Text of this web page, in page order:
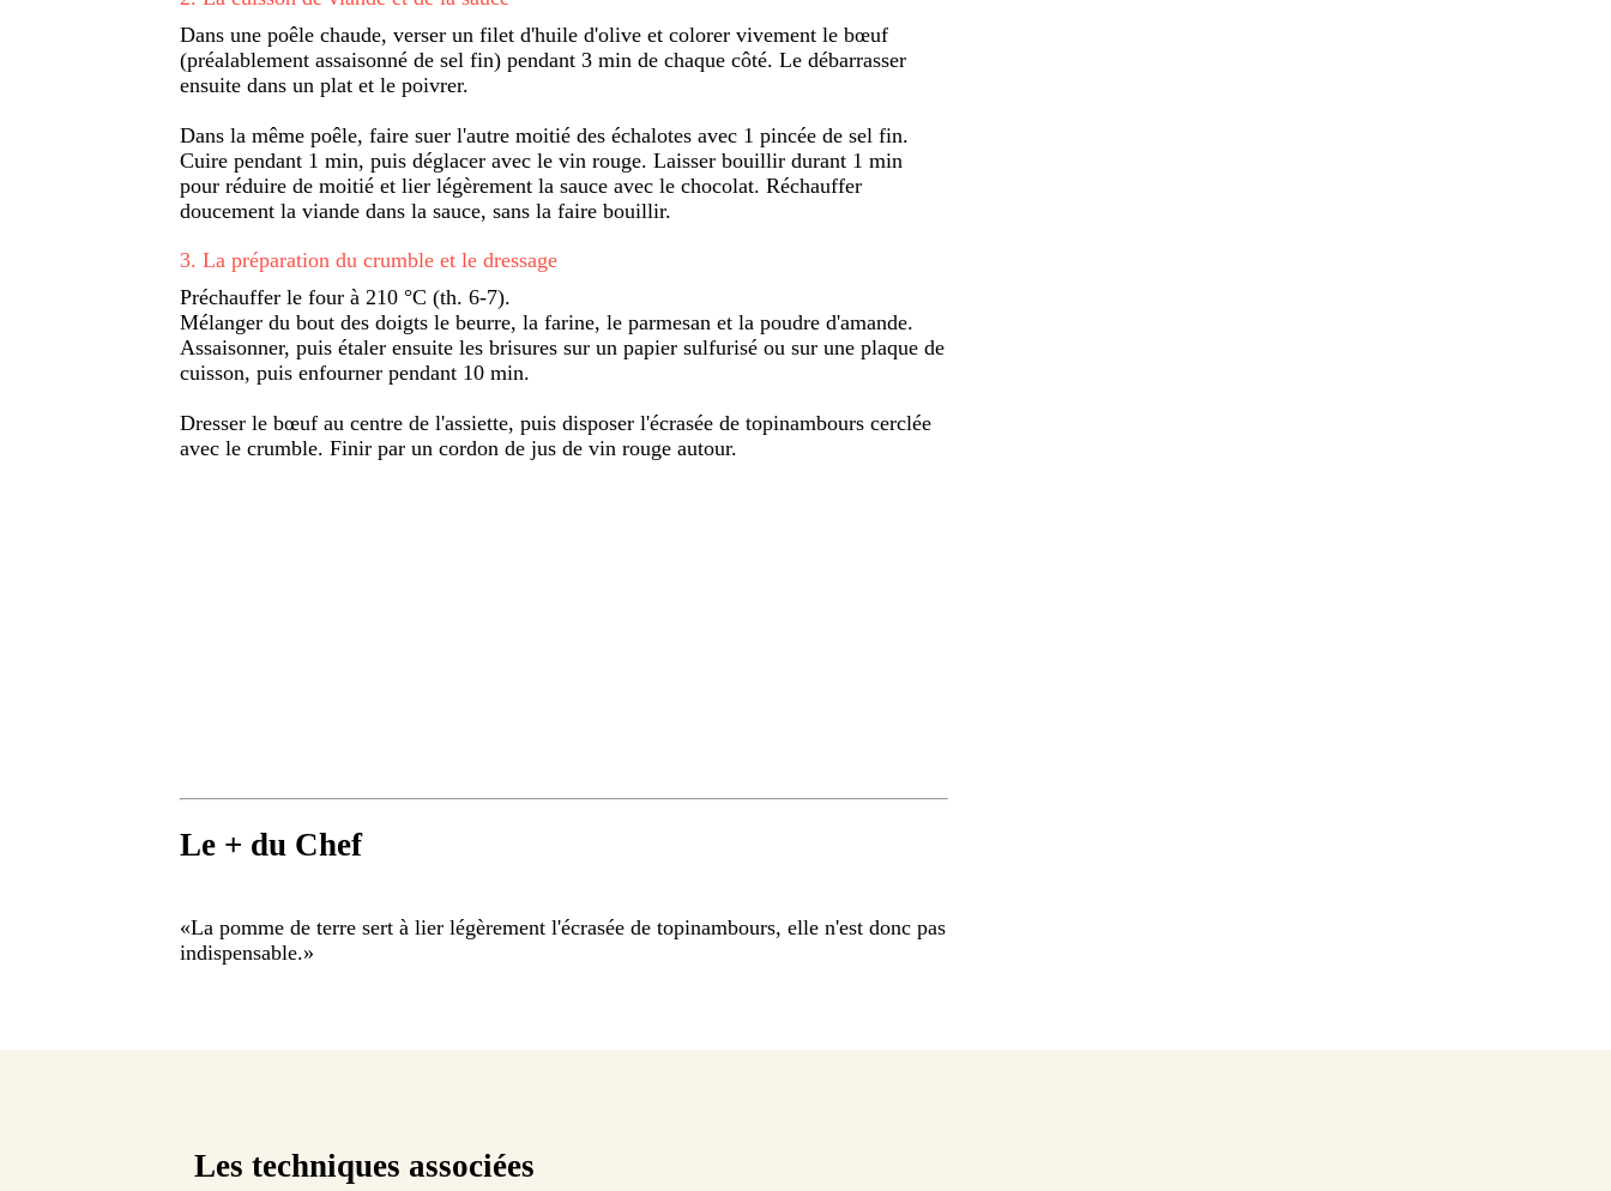
Dans une poêle chaude, verser un filet d'huile d'olive et colorer vivement le bœuf
(préalablement assaisonné de sel fin) pendant 3 min de chaque côté. Le débarrasser
ensuite dans un plat et le poivrer.
Dans la même poêle, faire suer l'autre moitié des échalotes avec 1 pincée de sel fin.
Cuire pendant 1 min, puis déglacer avec le vin rouge. Laisser bouillir durant 1 min
pour réduire de moitié et lier légèrement la sauce avec le chocolat. Réchauffer
doucement la viande dans la sauce, sans la faire bouillir.
3. La préparation du crumble et le dressage
Préchauffer le four à 210 °C (th. 6-7).
Mélanger du bout des doigts le beurre, la farine, le parmesan et la poudre d'amande.
Assaisonner, puis étaler ensuite les brisures sur un papier sulfurisé ou sur une plaque de
cuisson, puis enfourner pendant 10 min.
Dresser le bœuf au centre de l'assiette, puis disposer l'écrasée de topinambours cerclée
avec le crumble. Finir par un cordon de jus de vin rouge autour.
Le + du Chef
«La pomme de terre sert à lier légèrement l'écrasée de topinambours, elle n'est donc pas
indispensable.»
Les techniques associées